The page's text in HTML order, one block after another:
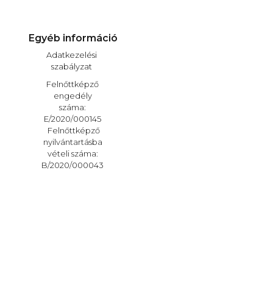
Egyéb információ
Adatkezelési
szabályzat
Felnőttképző
engedély
száma:
E/2020/000145
Felnőttképző
nyilvántartásba
vételi száma:
B/2020/000043